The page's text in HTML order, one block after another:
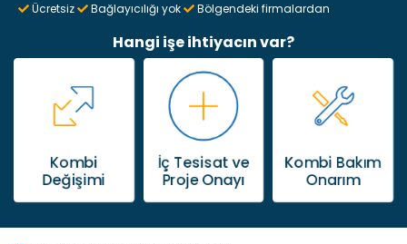
Ücretsiz Bağlayıcılığı yok Bölgendeki firmalardan
Hangi işe ihtiyacın var?
Kombi
Değişimi
İç Tesisat ve
Proje Onayı
Kombi Bakım
Onarım